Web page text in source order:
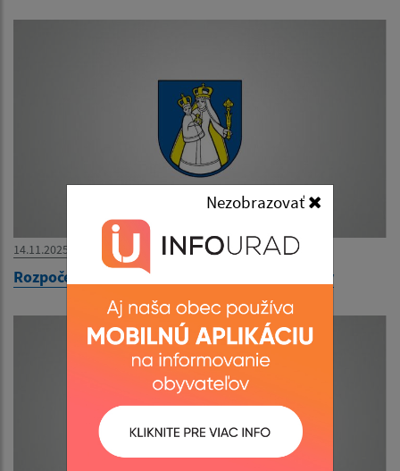
Nezobrazovať
14.11.2025
Rozpočet obce Ľubotín 2026-2028 - schválený